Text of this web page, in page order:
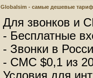
Globalsim - самые дешевые
Для звонков и
- Бесплатные
- Звонки в
- СМС $0,1 из